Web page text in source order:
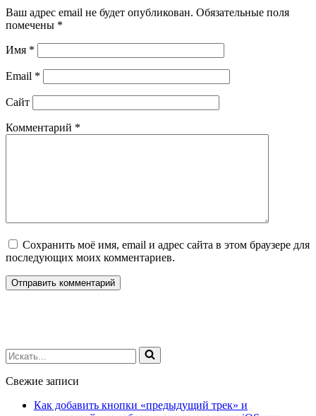
Ваш адрес email не будет опубликован. Обязательные поля
помечены *
Имя *
Email *
Сайт
Комментарий *
Сохранить моё имя, email и адрес сайта в этом браузере для
последующих моих комментариев.
Искать...
Свежие записи
Как добавить кнопки «предыдущий трек» и